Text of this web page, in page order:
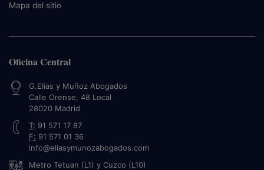
Mapa del sitio
Oficina Central
G.Elías y Muñoz Abogados
Calle Orense, 48 Local
28020 Madrid
T: 91 571 17 87
F: 91 571 01 36
info@eliasymunozabogados.com
Metro Tetuan (L1) y Cuzco (L10)